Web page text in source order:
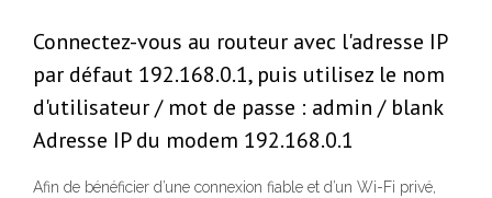
Connectez-vous au routeur avec l'adresse IP
par défaut 192.168.0.1, puis utilisez le nom
d'utilisateur / mot de passe : admin / blank
Adresse IP du modem 192.168.0.1
Afin de bénéficier d’une connexion fiable et d’un Wi-Fi privé,